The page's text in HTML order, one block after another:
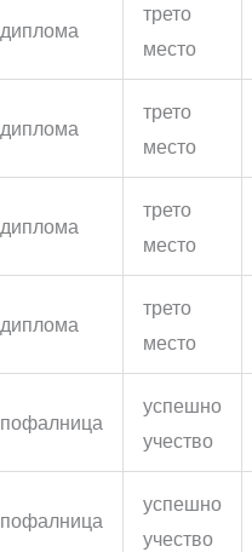
диплома
трето
место
диплома
трето
место
диплома
трето
место
диплома
трето
место
пофалница
успешно
учество
пофалница
успешно
учество